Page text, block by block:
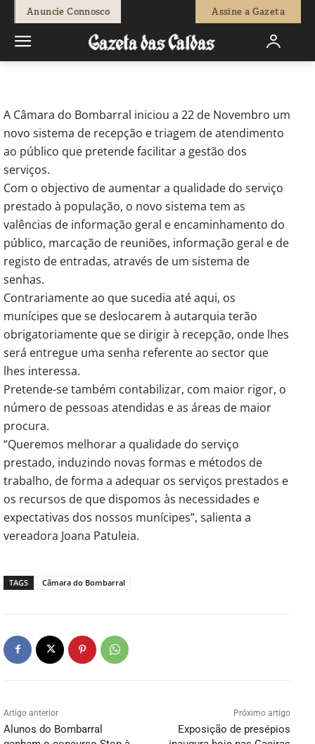
Anuncie Connosco Assine a Gazeta
Pedro Antunes - 592 0
A Câmara do Bombarral iniciou a 22 de Novembro um
novo sistema de recepção e triagem de atendimento
ao público que pretende facilitar a gestão dos
serviços.
Com o objectivo de aumentar a qualidade do serviço
prestado à população, o novo sistema tem as
valências de informação geral e encaminhamento do
público, marcação de reuniões, informação geral e de
registo de entradas, através de um sistema de
senhas.
Contrariamente ao que sucedia até aqui, os
munícipes que se deslocarem à autarquia terão
obrigatoriamente que se dirigir à recepção, onde lhes
será entregue uma senha referente ao sector que
lhes interessa.
Pretende-se também contabilizar, com maior rigor, o
número de pessoas atendidas e as áreas de maior
procura.
“Queremos melhorar a qualidade do serviço
prestado, induzindo novas formas e métodos de
trabalho, de forma a adequar os serviços prestados e
os recursos de que dispomos às necessidades e
expectativas dos nossos munícipes”, salienta a
vereadora Joana Patuleia.
TAGS Câmara do Bombarral
Artigo anterior
Alunos do Bombarral
Próximo artigo
Exposição de presépios